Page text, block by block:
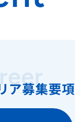
ア募集要項